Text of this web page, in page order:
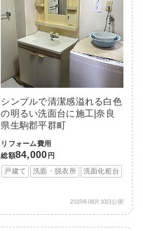
シンプルで清潔感溢れる白色
の明るい洗面台に施工|奈良
県生駒郡平群町
リフォーム費用
総額84,000 円
戸建て
洗面・脱衣所 洗面化粧台
2015年08月10日公開